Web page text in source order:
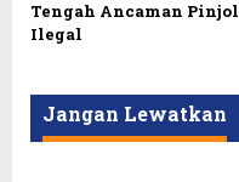
Tengah Ancaman Pinjol
Ilegal
Jangan Lewatkan